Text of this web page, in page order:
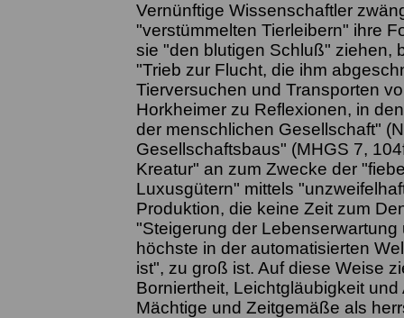
Vernünftige Wissenschaftler
"verstümmelten Tierleibern" ihre
sie "den blutigen Schluß" ziehen,
"Trieb zur Flucht, die ihm
Tierversuchen und Transporten
Horkheimer zu Reflexionen, in
der menschlichen Gesellschaft"
Gesellschaftsbaus" (MHGS 7,
Kreatur" an zum Zwecke der
Luxusgütern" mittels
Produktion, die keine Zeit zum
"Steigerung der
höchste in der automatisierten
ist", zu groß ist. Auf diese Weise
Borniertheit, Leichtgläubigkeit
Mächtige und Zeitgemäße als